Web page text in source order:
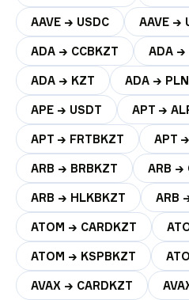
AAVE → USDC AAVE →
ADA → CCBKZT ADA →
ADA → KZT ADA → PLN
APE → USDT APT →
APT → FRTBKZT APT
ARB → BRBKZT ARB →
ARB → HLKBKZT ARB
ATOM → CARDKZT
ATOM → KSPBKZT
AVAX → CARDKZT